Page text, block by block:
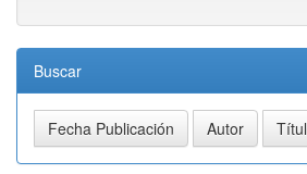
Buscar